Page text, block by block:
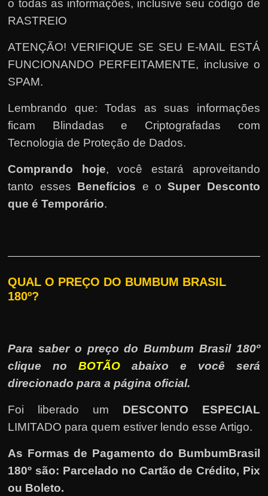
o todas as informações, inclusive seu código de
RASTREIO
ATENÇÃO! VERIFIQUE SE SEU E-MAIL ESTÁ
FUNCIONANDO PERFEITAMENTE, inclusive o
SPAM.
Lembrando que: Todas as suas informações
ficam Blindadas e Criptografadas com
Tecnologia de Proteção de Dados.
Comprando hoje, você estará aproveitando
tanto esses Benefícios e oSuper Desconto
que é Temporário.
QUAL O PREÇO DO BUMBUM BRASIL
180º?
Para saber o preço do Bumbum Brasil 180º
clique noBOTÃO abaixo e você será
direcionado para a página oficial.
Foi liberado um DESCONTO ESPECIAL
LIMITADO para quem estiver lendo esse Artigo.
As Formas de Pagamento do BumbumBrasil
180º são: Parcelado no Cartão de Crédito, Pix
ou Boleto.